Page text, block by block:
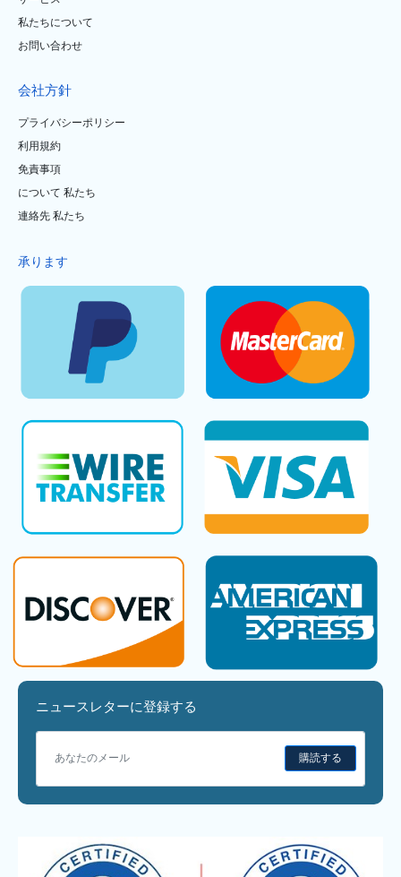
私たちについて
お問い合わせ
会社方針
プライバシーポリシー
利用規約
免責事項
について 私たち
連絡先 私たち
承ります
ニュースレターに登録する
購読する